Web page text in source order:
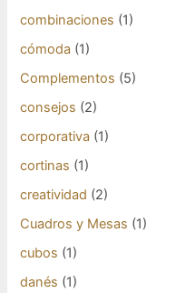
combinaciones (1)
cómoda (1)
Complementos (5)
consejos (2)
corporativa (1)
cortinas (1)
creatividad (2)
Cuadros y Mesas (1)
cubos (1)
danés (1)